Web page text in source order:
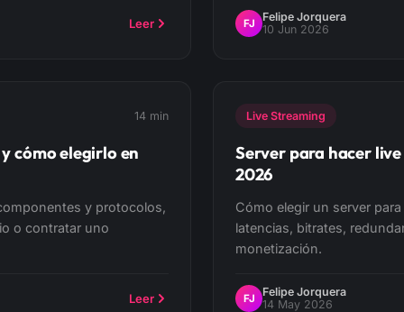
Leer FJ
Felipe Jorquera
10 Jun 2026
14 min
cómo elegirlo en
y protocolos,
o contratar uno
Leer
Live Streaming
Server para hacer
2026
Cómo elegir un server
latencias, bitrates,
monetización.
FJ
Felipe Jorquera
14 May 2026